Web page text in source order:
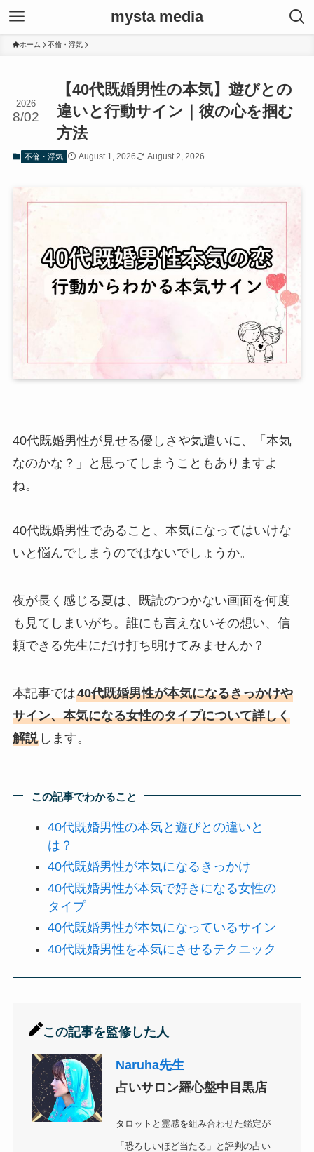
mysta media
ホーム 不倫・浮気
【40代既婚男性の本気】遊びとの
違いと行動サイン｜彼の心を掴む
方法
2026
8/02
不倫・浮気 August 1, 2026 August 2, 2026
40代既婚男性が見せる優しさや気遣いに、「本気
なのかな？」と思ってしまうこともありますよ
ね。
40代既婚男性であること、本気になってはいけな
いと悩んでしまうのではないでしょうか。
夜が長く感じる夏は、既読のつかない画面を何度
も見てしまいがち。誰にも言えないその想い、信
頼できる先生にだけ打ち明けてみませんか？
本記事では40代既婚男性が本気になるきっかけや
サイン、本気になる女性のタイプについて詳しく
解説します。
この記事でわかること
40代既婚男性の本気と遊びとの違いと
は？
40代既婚男性が本気になるきっかけ
40代既婚男性が本気で好きになる女性の
タイプ
40代既婚男性が本気になっているサイン
40代既婚男性を本気にさせるテクニック
この記事を監修した人
Naruha先生
占いサロン羅心盤中目黒店
タロットと霊感を組み合わせた鑑定が
「恐ろしいほど当たる」と評判の占い